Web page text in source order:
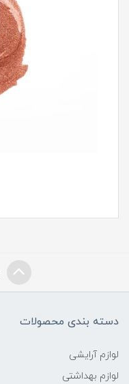
دسته بندی محصولات
لوازم آرایشی
لوازم بهداشتی